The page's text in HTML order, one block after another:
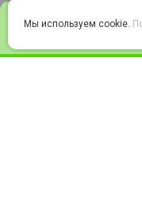
Войти
Мы используем cookie.